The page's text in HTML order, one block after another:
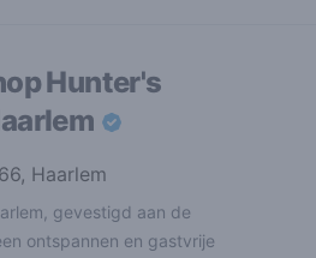
Hunter's
Haarlem
gevestigd aan de
ontspannen en gastvrije